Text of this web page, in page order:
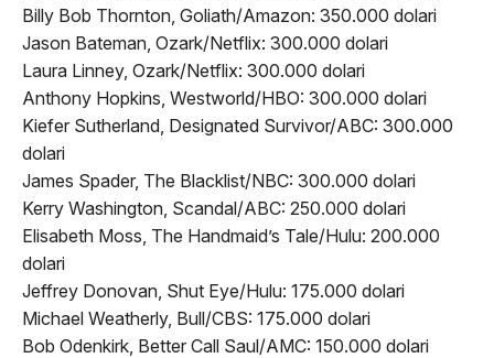
Billy Bob Thornton, Goliath/Amazon: 350.000 dolari
Jason Bateman, Ozark/Netflix: 300.000 dolari
Laura Linney, Ozark/Netflix: 300.000 dolari
Anthony Hopkins, Westworld/HBO: 300.000 dolari
Kiefer Sutherland, Designated Survivor/ABC: 300.000
dolari
James Spader, The Blacklist/NBC: 300.000 dolari
Kerry Washington, Scandal/ABC: 250.000 dolari
Elisabeth Moss, The Handmaid’s Tale/Hulu: 200.000
dolari
Jeffrey Donovan, Shut Eye/Hulu: 175.000 dolari
Michael Weatherly, Bull/CBS: 175.000 dolari
Bob Odenkirk, Better Call Saul/AMC: 150.000 dolari